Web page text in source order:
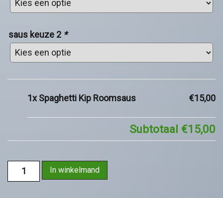
saus keuze 2 *
1xSpaghetti Kip Roomsaus €15,00
Subtotaal €15,00
In winkelmand